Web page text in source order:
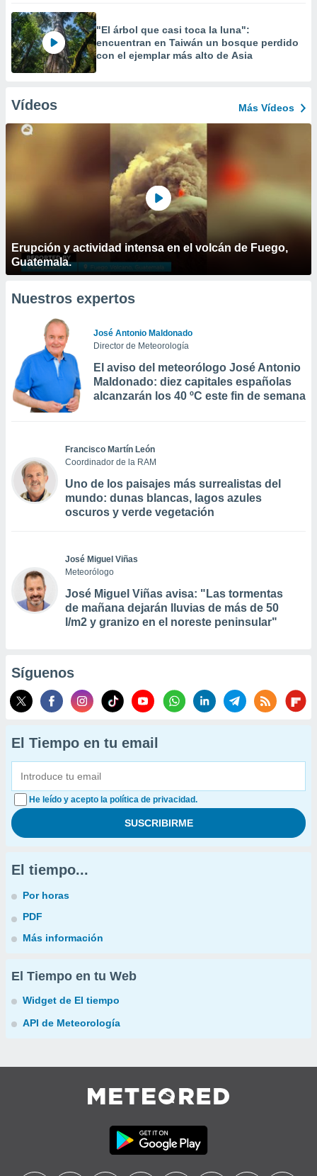
"El árbol que casi toca la luna":
encuentran en Taiwán un bosque perdido
con el ejemplar más alto de Asia
Vídeos Más Vídeos
Erupción y actividad intensa en el volcán de Fuego,
Guatemala.
Nuestros expertos
José Antonio Maldonado
Director de Meteorología
El aviso del meteorólogo José Antonio
Maldonado: diez capitales españolas
alcanzarán los 40 ºC este fin de semana
Francisco Martín León
Coordinador de la RAM
Uno de los paisajes más surrealistas del
mundo: dunas blancas, lagos azules
oscuros y verde vegetación
José Miguel Viñas
Meteorólogo
José Miguel Viñas avisa: "Las tormentas
de mañana dejarán lluvias de más de 50
l/m2 y granizo en el noreste peninsular"
Síguenos
El Tiempo en tu email
He leído y acepto la política de privacidad.
El tiempo...
Por horas
PDF
Más información
El Tiempo en tu Web
Widget de El tiempo
API de Meteorología